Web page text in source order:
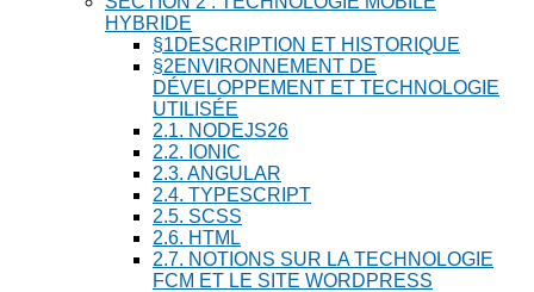
HYBRIDE
§1DESCRIPTION ET HISTORIQUE
§2ENVIRONNEMENT DE
DÉVELOPPEMENT ET TECHNOLOGIE
UTILISÉE
2.1. NODEJS26
2.2. IONIC
2.3. ANGULAR
2.4. TYPESCRIPT
2.5. SCSS
2.6. HTML
2.7. NOTIONS SUR LA TECHNOLOGIE
FCM ET LE SITE WORDPRESS